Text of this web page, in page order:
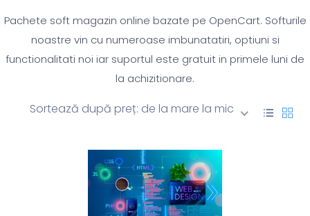
Pachete soft magazin online bazate pe OpenCart. Softurile
noastre vin cu numeroase imbunatatiri, optiuni si
functionalitati noi iar suportul este gratuit in primele luni de
la achizitionare.
Sortează după preț: de la mare la mic